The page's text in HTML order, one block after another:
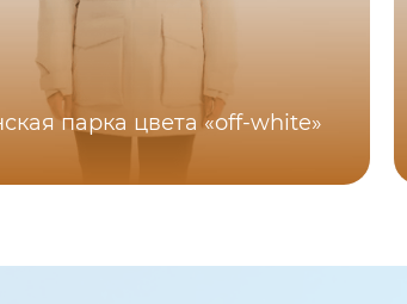
парка цвета «off-white»